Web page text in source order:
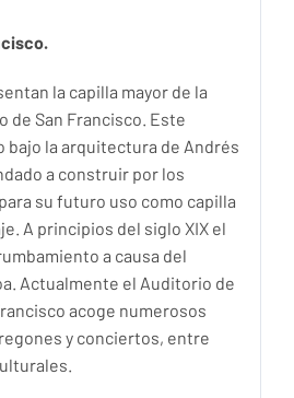
la capilla mayor de la
de San Francisco. Este
bajo la arquitectura de Andrés
a construir por los
su futuro uso como capilla
A principios del siglo XIX el
a causa del
Actualmente el Auditorio de
acoge numerosos
y conciertos, entre